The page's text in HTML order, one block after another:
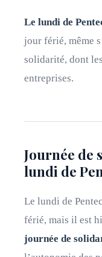
Le lundi de
jour férié, même
solidarité, dont
entreprises.
Journée de
lundi de
Le lundi de
férié, mais il est
journée de